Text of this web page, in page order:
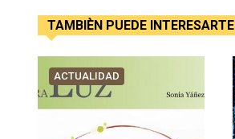
TAMBIÈN PUEDE INTERESARTE
ACTUALIDAD